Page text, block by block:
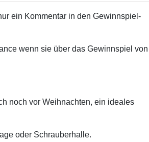
ein Kommentar in den Gewinnspiel-
wenn sie über das Gewinnspiel von
noch vor Weihnachten, ein ideales
oder Schrauberhalle.